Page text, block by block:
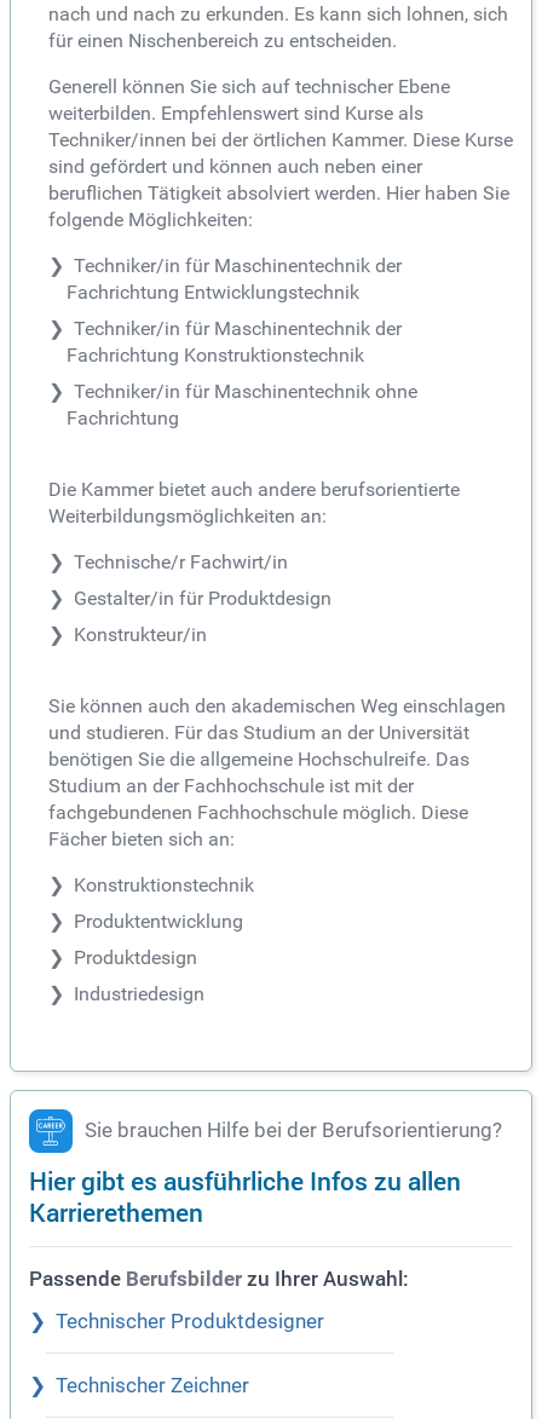
nach und nach zu erkunden. Es kann sich lohnen, sich
für einen Nischenbereich zu entscheiden.
Generell können Sie sich auf technischer Ebene
weiterbilden. Empfehlenswert sind Kurse als
Techniker/innen bei der örtlichen Kammer. Diese Kurse
sind gefördert und können auch neben einer
beruflichen Tätigkeit absolviert werden. Hier haben Sie
folgende Möglichkeiten:
Techniker/in für Maschinentechnik der
Fachrichtung Entwicklungstechnik
Techniker/in für Maschinentechnik der
Fachrichtung Konstruktionstechnik
Techniker/in für Maschinentechnik ohne
Fachrichtung
Die Kammer bietet auch andere berufsorientierte
Weiterbildungsmöglichkeiten an:
Technische/r Fachwirt/in
Gestalter/in für Produktdesign
Konstrukteur/in
Sie können auch den akademischen Weg einschlagen
und studieren. Für das Studium an der Universität
benötigen Sie die allgemeine Hochschulreife. Das
Studium an der Fachhochschule ist mit der
fachgebundenen Fachhochschule möglich. Diese
Fächer bieten sich an:
Konstruktionstechnik
Produktentwicklung
Produktdesign
Industriedesign
Sie brauchen Hilfe bei der Berufsorientierung?
Hier gibt es ausführliche Infos zu allen
Karrierethemen
Passende Berufsbilder zu Ihrer Auswahl:
Technischer Produktdesigner
Technischer Zeichner